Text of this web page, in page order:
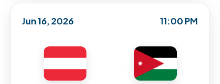
Jun 16, 2026 11:00 PM